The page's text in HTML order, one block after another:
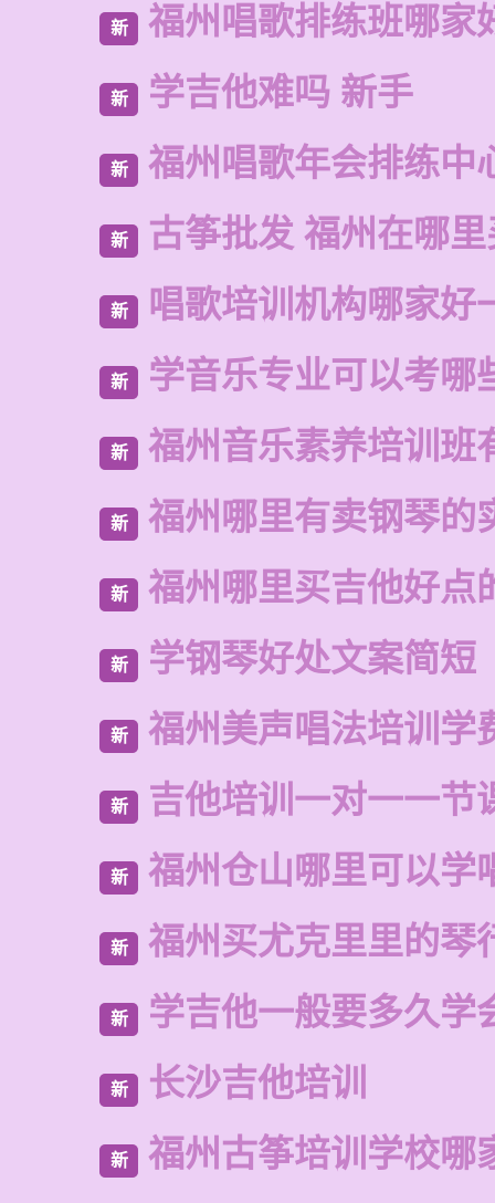
新 福州唱歌排练班哪家
新 学吉他难吗 新手
新 福州唱歌年会排练中
新 古筝批发 福州在哪
新 唱歌培训机构哪家好
新 学音乐专业可以考哪
新 福州音乐素养培训班
新 福州哪里有卖钢琴的
新 福州哪里买吉他好点
新 学钢琴好处文案简短
新 福州美声唱法培训学
新 吉他培训一对一一节
新 福州仓山哪里可以学
新 福州买尤克里里的琴
新 学吉他一般要多久学
新 长沙吉他培训
新 福州古筝培训学校哪